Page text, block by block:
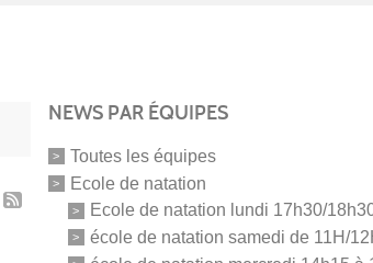
NEWS PAR ÉQUIPES
Toutes les équipes
Ecole de natation
Ecole de natation lundi 17h30/
école de natation samedi de 11H/